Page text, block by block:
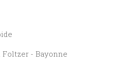
- Bayonne